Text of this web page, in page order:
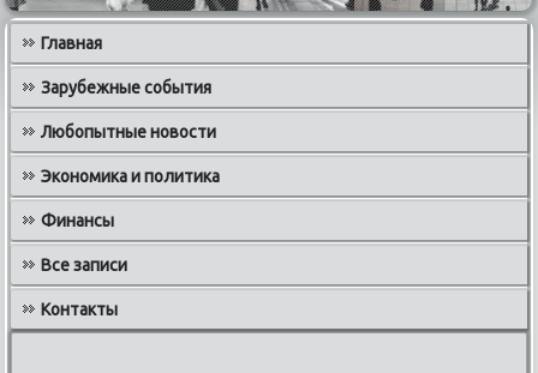
Главная
Зарубежные события
Любопытные новости
Экономика и политика
Финансы
Все записи
Контакты